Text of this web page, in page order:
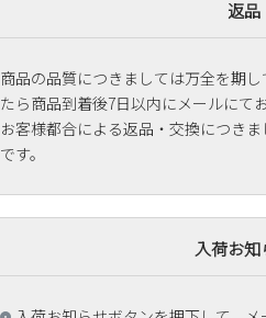
返品
商品の品質につきましては万全を期
たら商品到着後7日以内にメールにて
お客様都合による返品・交換につき
です。
入荷お